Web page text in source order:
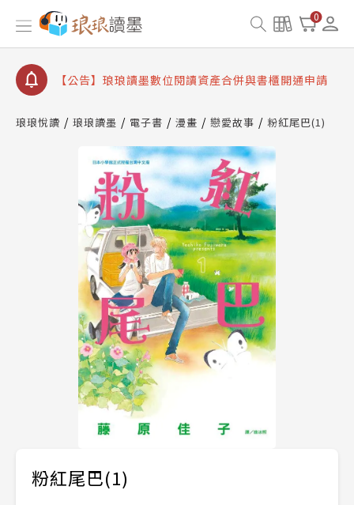
0
【公告】琅琅書店服務升級重要說明及資產合併結果
查詢
【公告】因 Readmoo 讀墨系統維護中，本站同步暫
【公告】琅琅讀墨數位閱讀資產合併與書櫃開通申請
【公告】琅琅書店服務升級重要說明及資產合併結果
【公告】因 Readmoo 讀墨系統維護中，本站同步暫
停部分閱讀服務
琅琅悅讀 琅琅讀墨 電子書 漫畫 戀愛故事 粉紅尾巴(1)
粉紅尾巴(1)